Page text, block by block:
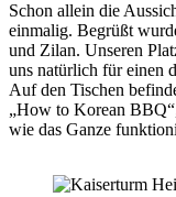
Schon allein die
einmalig. Begrüßt
und Zilan. Unseren
uns natürlich für einen
Auf den Tischen
„How to Korean
wie das Ganze